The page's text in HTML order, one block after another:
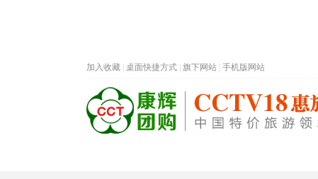
加入收藏 桌面快捷方式 旗下网站 手机版网站